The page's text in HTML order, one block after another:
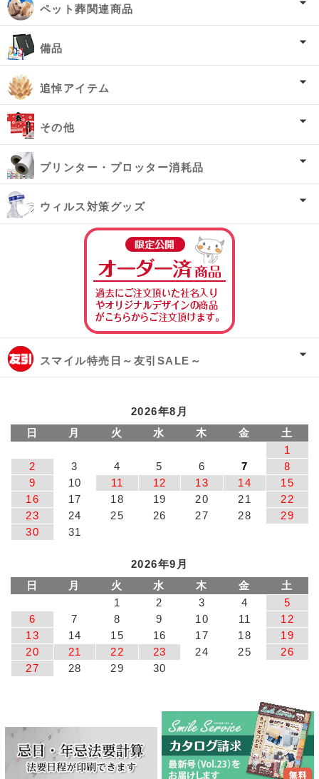
ペット葬関連商品
備品
追悼アイテム
その他
プリンター・プロッター消耗品
ウィルス対策グッズ
スマイル特売日～友引SALE～
2026年8月
日
月 火 水 木 金
土
1
2
3 4 5 6 7
8
9
10 11 12 13 14
15
16
17 18 19 20 21
22
23
24 25 26 27 28
29
30
31
2026年9月
日
月 火 水 木 金
土
1
2 3 4
5
6
7 8 9 10 11
12
13
14 15 16 17 18
19
20
21 22 23 24 25
26
27
28 29 30